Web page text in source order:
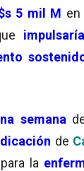
5 mil M en
semana
de
la